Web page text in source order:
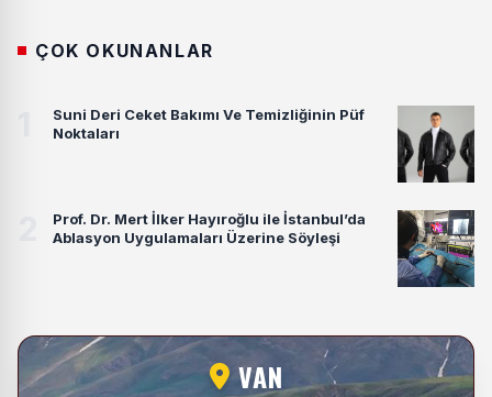
ÇOK OKUNANLAR
Suni Deri Ceket Bakımı Ve Temizliğinin Püf
Noktaları
Prof. Dr. Mert İlker Hayıroğlu ile İstanbul’da
Ablasyon Uygulamaları Üzerine Söyleşi
VAN